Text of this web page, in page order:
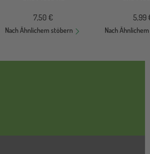
7,50 €
Nach Ähnlichem stöbern
5,99
Nach